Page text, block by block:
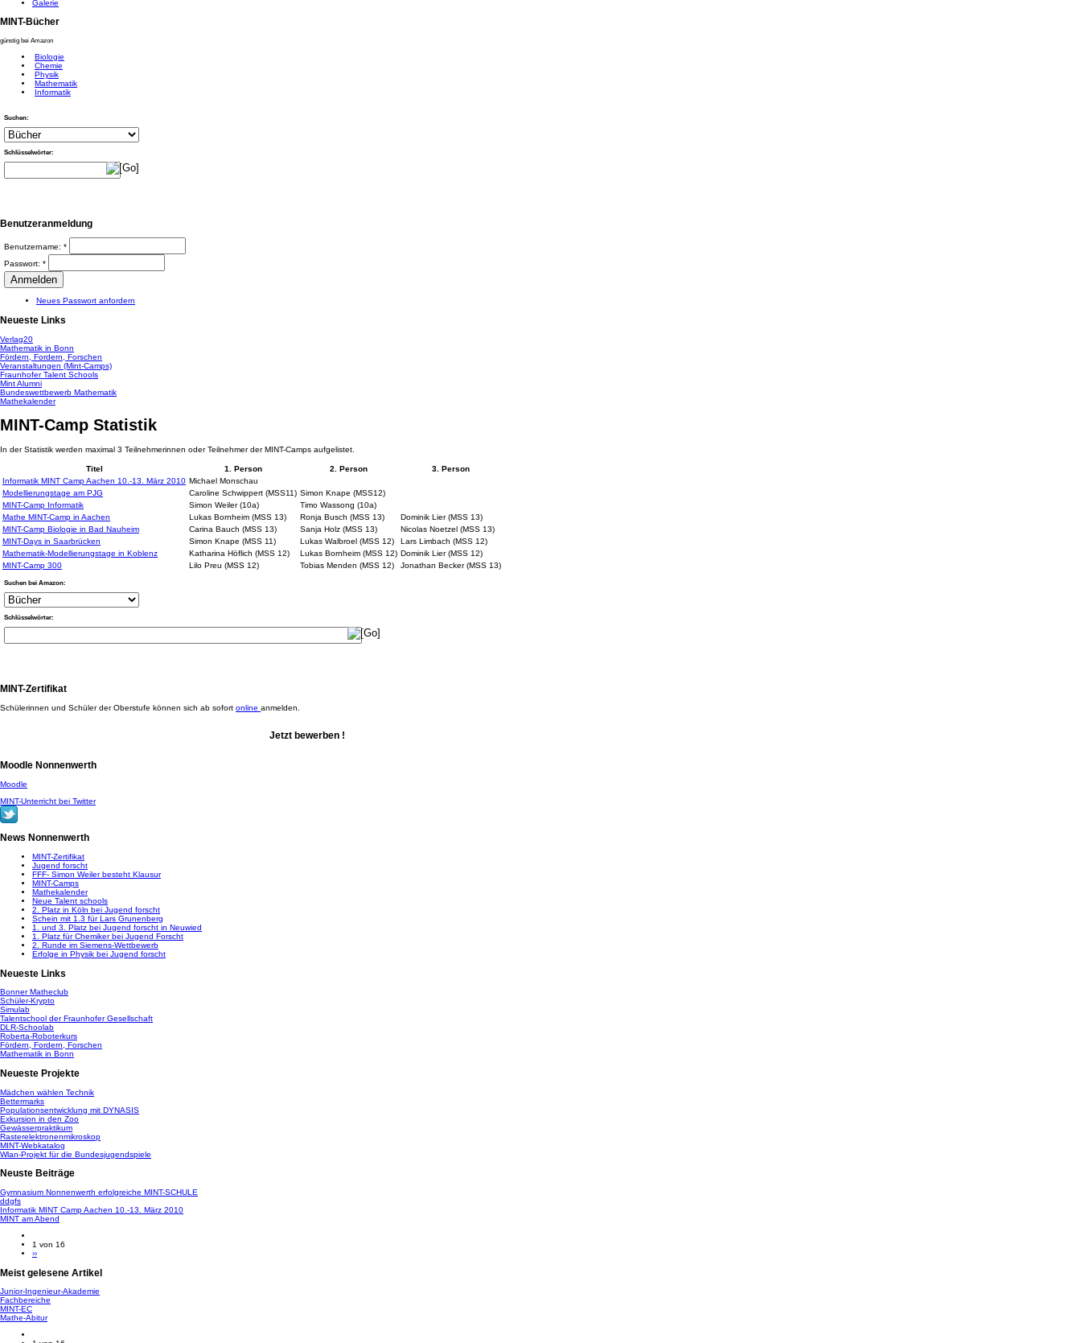
Galerie
MINT-Bücher
günstig bei Amazon
Biologie
Chemie
Physik
Mathematik
Informatik
Suchen:
Schlüsselwörter:
Benutzeranmeldung
Benutzername: *
Passwort: *
Neues Passwort anfordern
Neueste Links
Verlag20
Mathematik in Bonn
Fördern, Fordern, Forschen
Veranstaltungen (Mint-Camps)
Fraunhofer Talent Schools
Mint Alumni
Bundeswettbewerb Mathematik
Mathekalender
MINT-Camp Statistik
In der Statistik werden maximal 3 Teilnehmerinnen oder Teilnehmer der MINT-Camps aufgelistet.
Titel 1. Person 2. Person
3. Person
Informatik MINT Camp Aachen 10.-13. März 2010 Michael Monschau
Modellierungstage am PJG
Caroline Schwippert (MSS11) Simon Knape (MSS12)
MINT-Camp Informatik
Simon Weiler (10a)
Timo Wassong (10a)
Mathe MINT-Camp in Aachen
Lukas Bornheim (MSS 13) Ronja Busch (MSS 13)
Dominik Lier (MSS 13)
MINT-Camp Biologie in Bad Nauheim
Carina Bauch (MSS 13) Sanja Holz (MSS 13)
Nicolas Noetzel (MSS 13)
MINT-Days in Saarbrücken
Simon Knape (MSS 11) Lukas Walbroel (MSS 12)
Lars Limbach (MSS 12)
Mathematik-Modellierungstage in Koblenz
Katharina Höflich (MSS 12) Lukas Bornheim (MSS 12) Dominik Lier (MSS 12)
MINT-Camp 300
Lilo Preu (MSS 12) Tobias Menden (MSS 12) Jonathan Becker (MSS 13)
Suchen bei Amazon:
Schlüsselwörter:
MINT-Zertifikat
Schülerinnen und Schüler der Oberstufe können sich ab sofort online anmelden.
Jetzt bewerben !
Moodle Nonnenwerth
Moodle
MINT-Unterricht bei Twitter
News Nonnenwerth
MINT-Zertifikat
Jugend forscht
FFF- Simon Weiler besteht Klausur
MINT-Camps
Mathekalender
Neue Talent schools
2. Platz in Köln bei Jugend forscht
Schein mit 1.3 für Lars Grunenberg
1. und 3. Platz bei Jugend forscht in Neuwied
1. Platz für Chemiker bei Jugend Forscht
2. Runde im Siemens-Wettbewerb
Erfolge in Physik bei Jugend forscht
Neueste Links
Bonner Matheclub
Schüler-Krypto
Simulab
Talentschool der Fraunhofer Gesellschaft
DLR-Schoolab
Roberta-Roboterkurs
Fördern, Fordern, Forschen
Mathematik in Bonn
Neueste Projekte
Mädchen wählen Technik
Bettermarks
Populationsentwicklung mit DYNASIS
Exkursion in den Zoo
Gewässerpraktikum
Rasterelektronenmikroskop
MINT-Webkatalog
Wlan-Projekt für die Bundesjugendspiele
Neuste Beiträge
Gymnasium Nonnenwerth erfolgreiche MINT-SCHULE
ddgfs
Informatik MINT Camp Aachen 10.-13. März 2010
MINT am Abend
1 von 16
››
Meist gelesene Artikel
Junior-Ingenieur-Akademie
Fachbereiche
MINT-EC
Mathe-Abitur